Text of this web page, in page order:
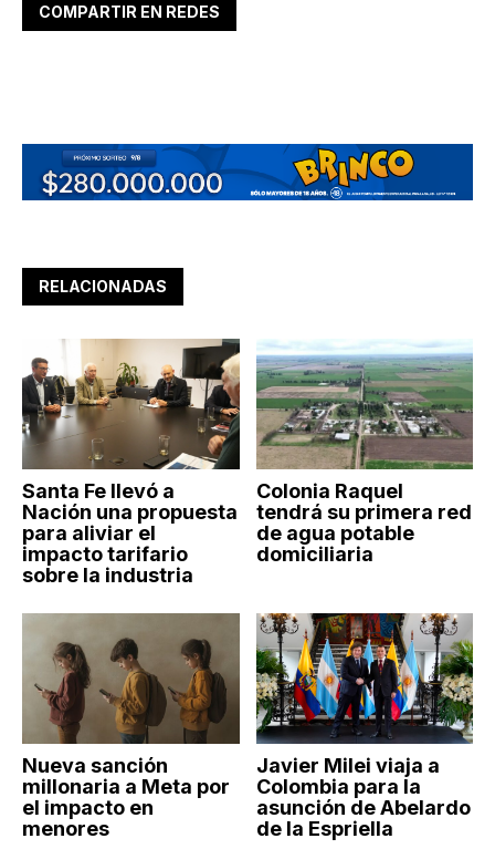
COMPARTIR EN REDES
RELACIONADAS
Santa Fe llevó a
Nación una propuesta
para aliviar el
impacto tarifario
sobre la industria
Colonia Raquel
tendrá su primera red
de agua potable
domiciliaria
Nueva sanción
millonaria a Meta por
el impacto en
menores
Javier Milei viaja a
Colombia para la
asunción de Abelardo
de la Espriella